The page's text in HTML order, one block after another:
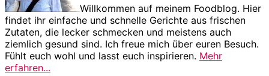
Willkommen auf meinem Foodblog. Hier
findet ihr einfache und schnelle Gerichte aus frischen
Zutaten, die lecker schmecken und meistens auch
ziemlich gesund sind. Ich freue mich über euren Besuch.
Fühlt euch wohl und lasst euch inspirieren. Mehr
erfahren...